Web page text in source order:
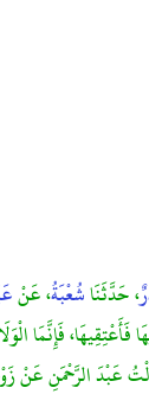
، حَدَّثَنَاشُعْبَةُ، عَنْ
فَأَعْتِقِيهَا،
عَبْدَ الرَّحْمَنِ عَنْ